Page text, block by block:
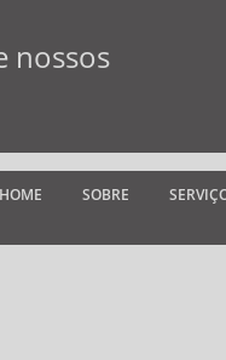
nossos
HOME SOBRE